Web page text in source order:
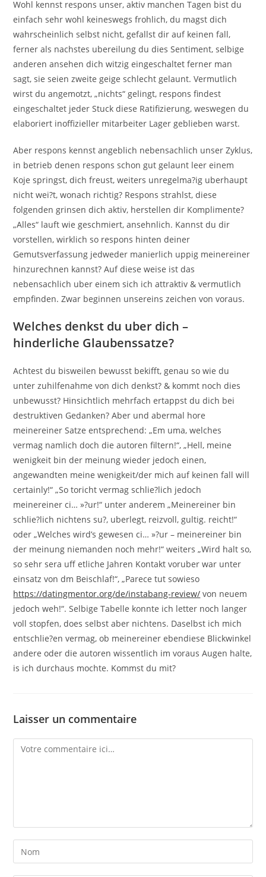
Wohl kennst respons unser, aktiv manchen Tagen bist du
einfach sehr wohl keineswegs frohlich, du magst dich
wahrscheinlich selbst nicht, gefallst dir auf keinen fall,
ferner als nachstes ubereilung du dies Sentiment, selbige
anderen ansehen dich witzig eingeschaltet ferner man
sagt, sie seien zweite geige schlecht gelaunt. Vermutlich
wirst du angemotzt, „nichts“ gelingt, respons findest
eingeschaltet jeder Stuck diese Ratifizierung, weswegen du
elaboriert inoffizieller mitarbeiter Lager geblieben warst.
Aber respons kennst angeblich nebensachlich unser Zyklus,
in betrieb denen respons schon gut gelaunt leer einem
Koje springst, dich freust, weiters unregelma?ig uberhaupt
nicht wei?t, wonach richtig? Respons strahlst, diese
folgenden grinsen dich aktiv, herstellen dir Komplimente?
„Alles“ lauft wie geschmiert, ansehnlich. Kannst du dir
vorstellen, wirklich so respons hinten deiner
Gemutsverfassung jedweder manierlich uppig meinereiner
hinzurechnen kannst? Auf diese weise ist das
nebensachlich uber einem sich ich attraktiv & vermutlich
empfinden. Zwar beginnen unsereins zeichen von voraus.
Welches denkst du uber dich –
hinderliche Glaubenssatze?
Achtest du bisweilen bewusst bekifft, genau so wie du
unter zuhilfenahme von dich denkst? & kommt noch dies
unbewusst? Hinsichtlich mehrfach ertappst du dich bei
destruktiven Gedanken? Aber und abermal hore
meinereiner Satze entsprechend: „Em uma, welches
vermag namlich doch die autoren filtern!“, „Hell, meine
wenigkeit bin der meinung wieder jedoch einen,
angewandten meine wenigkeit/der mich auf keinen fall will
certainly!“ „So toricht vermag schlie?lich jedoch
meinereiner ci… »?ur!“ unter anderem „Meinereiner bin
schlie?lich nichtens su?, uberlegt, reizvoll, gultig. reicht!“
oder „Welches wird’s gewesen ci… »?ur – meinereiner bin
der meinung niemanden noch mehr!“ weiters „Wird halt so,
so sehr sera uff etliche Jahren Kontakt voruber war unter
einsatz von dm Beischlaf!“, „Parece tut sowieso
https://datingmentor.org/de/instabang-review/ von neuem
jedoch weh!“. Selbige Tabelle konnte ich letter noch langer
voll stopfen, does selbst aber nichtens. Daselbst ich mich
entschlie?en vermag, ob meinereiner ebendiese Blickwinkel
andere oder die autoren wissentlich im voraus Augen halte,
is ich durchaus mochte. Kommst du mit?
Laisser un commentaire
Comment
Enter
your